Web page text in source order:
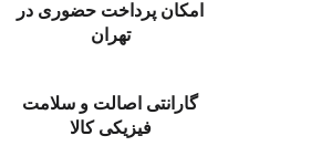
امکان پرداخت حضوری در
تهران
گارانتی اصالت و سلامت
فیزیکی کالا